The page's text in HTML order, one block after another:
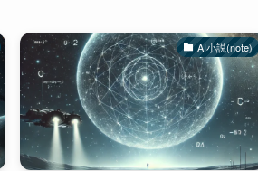
AI小説(note)